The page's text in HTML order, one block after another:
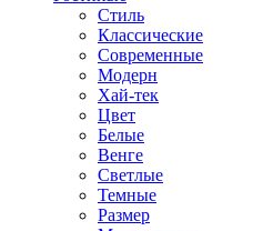
Стиль
Классические
Современные
Модерн
Хай-тек
Цвет
Белые
Венге
Светлые
Темные
Размер